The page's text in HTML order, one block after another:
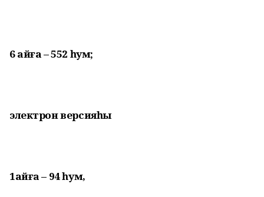
6 айға – 552 һум;
электрон версияһы
1айға – 94 һум,